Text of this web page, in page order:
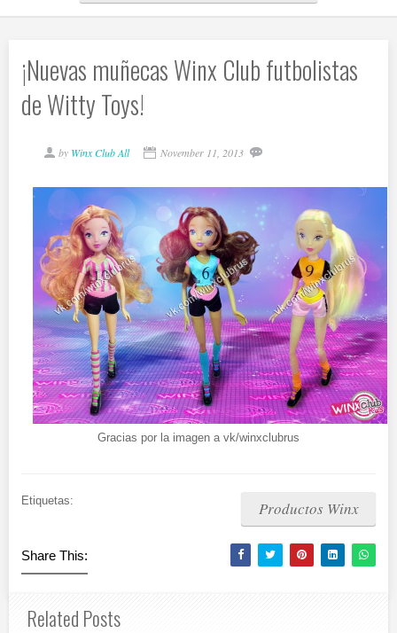
¡Nuevas muñecas Winx Club futbolistas
de Witty Toys!
by Winx Club All November 11, 2013
Gracias por la imagen a vk/winxclubrus
Etiquetas: Productos Winx
Share This:
Related Posts